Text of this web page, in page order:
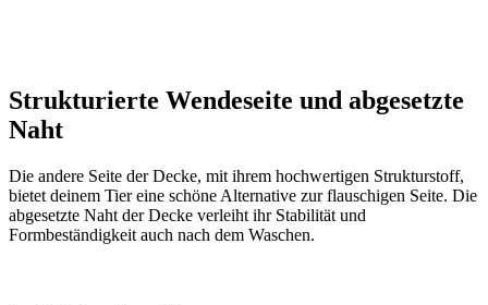
Strukturierte Wendeseite und abgesetzte
Naht
Die andere Seite der Decke, mit ihrem hochwertigen Strukturstoff,
bietet deinem Tier eine schöne Alternative zur flauschigen Seite. Die
abgesetzte Naht der Decke verleiht ihr Stabilität und
Formbeständigkeit auch nach dem Waschen.